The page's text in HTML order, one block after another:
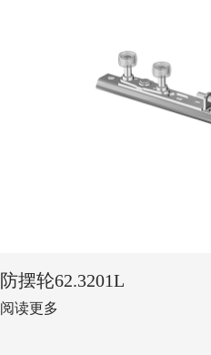
防摆轮62.3201L
阅读更多